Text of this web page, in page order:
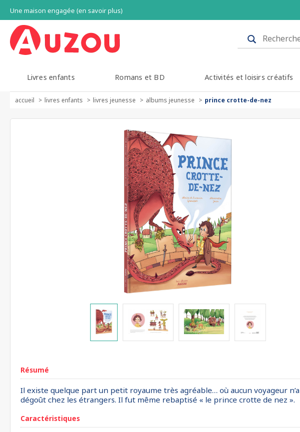
Une maison engagée (en savoir plus)
Livres enfants Romans et BD Activités et loisirs créatifs
accueil livres enfants livres jeunesse albums jeunesse prince crotte-de-nez
Résumé
Il existe quelque part un petit royaume très agréable… où aucun voyageur
dégoût chez les étrangers. Il fut même rebaptisé « le prince crotte de nez ».
Caractéristiques